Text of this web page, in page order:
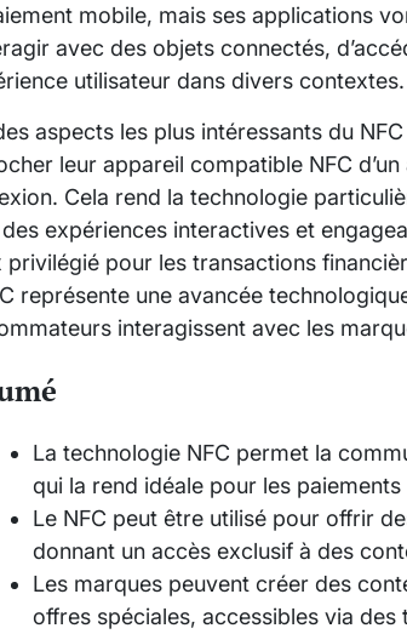
mobile, mais ses applications
avec des objets connectés,
utilisateur dans divers contextes.
aspects les plus intéressants du
leur appareil compatible NFC
Cela rend la technologie
expériences interactives et
privilégié pour les transactions
représente une avancée
interagissent avec les
La technologie NFC permet la
qui la rend idéale pour les
Le NFC peut être utilisé pour offrir
donnant un accès exclusif à des
Les marques peuvent créer des
offres spéciales, accessibles via